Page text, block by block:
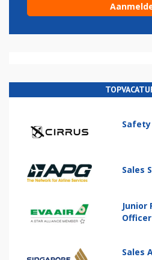
Sales
Junior
Officer
Sales